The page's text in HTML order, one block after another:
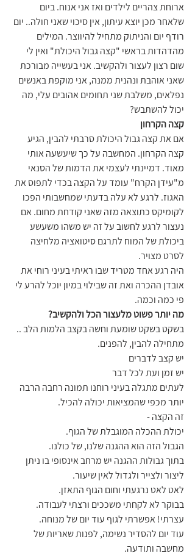
ארוחת צהריים לילדים ואז אני אנוח. ביום
שלאחר מכן יוצא עיתון, אין סיכוי שאני חולה.. יום
רודף יום והניתוק מתחיל להיווצר. המילים
מהדהדות בראשי "קצה גבול היכולת" ואין לי
שום רצון לעצור ולהקשיב. אני בעשייה מבורכת
שאני אוהבת ונהנית ממנה, אני מוקפת באנשים
נפלאים, משלבת שני תחומים אהובים עלי, מה
יכול להשתבש?
קצה הקרחון
אם את קצה גבול היכולת סרבתי להבין, הגיע
קצה הקרחון. המחשבה על כך שיעשעה אותי
מאוד. דמיינתי לעצמי את הדמות של הסנאי
מ"עידן הקרח" עומד על הקצה בכדי לתפוס את
האגוז. לרגע לא עלה בדעתי שמחשבותי הפכו
לקומיקס כתוצאה מזה שאני קודחת מחום. אם
נעצור לרגע לחשוב על זה יש משהו משעשע
ביכולת של המוח לתרגם סיטואציה מלחיצה
לסרט מצויר.
היה רגע אחד מטריד שבו ראיתי בעיני רוחי את
אובדן ההכרה ואת זה שבילוי במיון יוכל להרע לי
פי כמה וכמה.
מה יותר פשוט מלעצור הכל ולהקשיב?
בשקט בשקט שומעת וחשה בקצב הלמות הלב ..
מתחילה להבין, להפנים.
יש קצב לדברים
יש זמן ועת לכל דבר
לעתים מתגלה בעיני רוחנו תמונה רחבה הרבה
יותר מכפי שהמציאות יכולה להכיל.
זה הקצה -
יכולת ההכלה המוגבלת של הגוף.
הגבול הזה הוא ההגנה שלנו, של כולנו.
בתוך גבולות ההגנה יש מרחב אינסופי בו ניתן
ליצור ולצייר ולגדול לאין שיעור.
לאט לאט נרגעתי וחום הגוף התאזן.
בבוקר לא לקחתי משככים ורצתי לעבודה.
עצרתי! אפשרתי לגוף עוד יום של מנוחה.
עוד יום להסדיר נשימה, לפנות שאריות של
מחשבה ותודעה.